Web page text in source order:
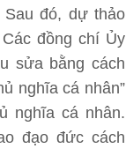
Sau đó, dự thảo
đồng chí Ủy
sửa bằng cách
nghĩa cá nhân”
nghĩa cá nhân.
đạo đức cách